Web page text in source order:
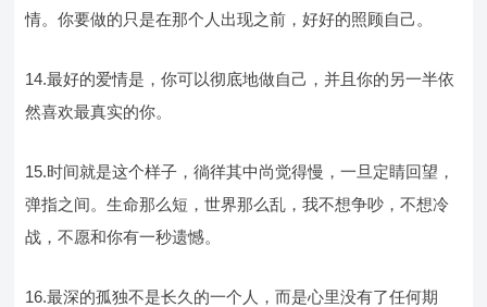
情。你要做的只是在那个人出现之前，好好的照顾自己。
14.最好的爱情是，你可以彻底地做自己，并且你的另一半依
然喜欢最真实的你。
15.时间就是这个样子，徜徉其中尚觉得慢，一旦定睛回望，
弹指之间。生命那么短，世界那么乱，我不想争吵，不想冷
战，不愿和你有一秒遗憾。
16.最深的孤独不是长久的一个人，而是心里没有了任何期